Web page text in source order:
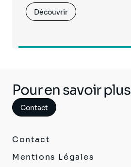
Découvrir
Pour en savoir plus
Contact
Contact
Mentions Légales